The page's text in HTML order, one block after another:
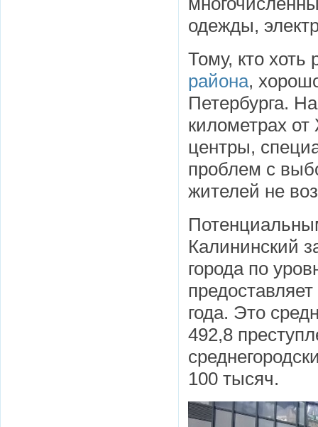
одежды,
Тому, кто
района,
Петербурга.
километрах
центры,
проблем с
жителей не
Калининский
города по
года. Это
492,8
100 тысяч.